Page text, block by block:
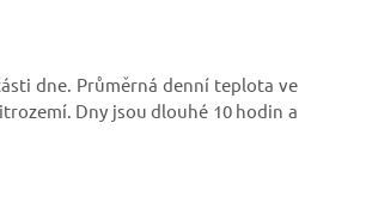
dne. Průměrná denní teplota ve
Dny jsou dlouhé 10 hodin a